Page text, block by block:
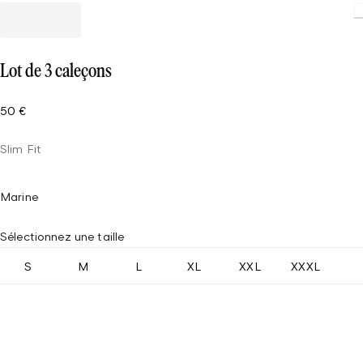
Lot de 3 caleçons
50 €
Slim Fit
Marine
Sélectionnez une taille
S M L XL XXL XXXL